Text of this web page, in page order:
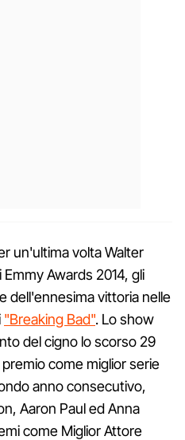
un'ultima volta Walter
Awards 2014, gli
dell'ennesima vittoria nelle
"Breaking Bad". Lo show
del cigno lo scorso 29
come miglior serie
anno consecutivo,
Aaron Paul ed Anna
come Miglior Attore